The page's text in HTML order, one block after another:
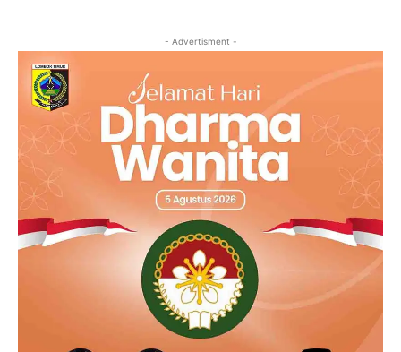
- Advertisment -